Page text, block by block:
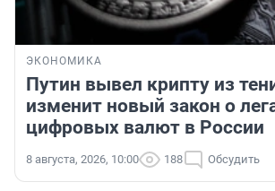
ЭКОНОМИКА
Путин вывел крипту из
изменит новый закон о
цифровых валют в России
8 августа, 2026, 10:00 188 Обсудить